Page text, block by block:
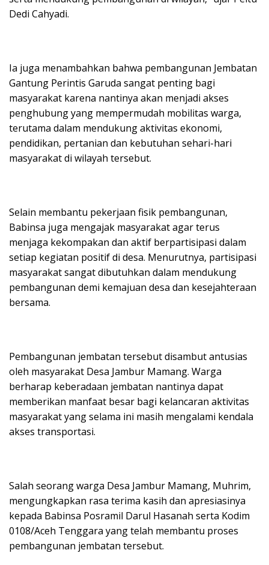
Dedi Cahyadi.
Ia juga menambahkan bahwa pembangunan Jembatan
Gantung Perintis Garuda sangat penting bagi
masyarakat karena nantinya akan menjadi akses
penghubung yang mempermudah mobilitas warga,
terutama dalam mendukung aktivitas ekonomi,
pendidikan, pertanian dan kebutuhan sehari-hari
masyarakat di wilayah tersebut.
Selain membantu pekerjaan fisik pembangunan,
Babinsa juga mengajak masyarakat agar terus
menjaga kekompakan dan aktif berpartisipasi dalam
setiap kegiatan positif di desa. Menurutnya, partisipasi
masyarakat sangat dibutuhkan dalam mendukung
pembangunan demi kemajuan desa dan kesejahteraan
bersama.
Pembangunan jembatan tersebut disambut antusias
oleh masyarakat Desa Jambur Mamang. Warga
berharap keberadaan jembatan nantinya dapat
memberikan manfaat besar bagi kelancaran aktivitas
masyarakat yang selama ini masih mengalami kendala
akses transportasi.
Salah seorang warga Desa Jambur Mamang, Muhrim,
mengungkapkan rasa terima kasih dan apresiasinya
kepada Babinsa Posramil Darul Hasanah serta Kodim
0108/Aceh Tenggara yang telah membantu proses
pembangunan jembatan tersebut.